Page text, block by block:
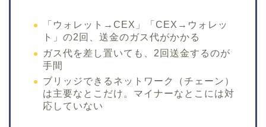
「ウォレット→CEX」「CEX→ウォレッ
ト」の2回、送金のガス代がかかる
ガス代を差し置いても、2回送金するのが
手間
ブリッジできるネットワーク（チェーン）
は主要なとこだけ。マイナーなとこには対
応していない